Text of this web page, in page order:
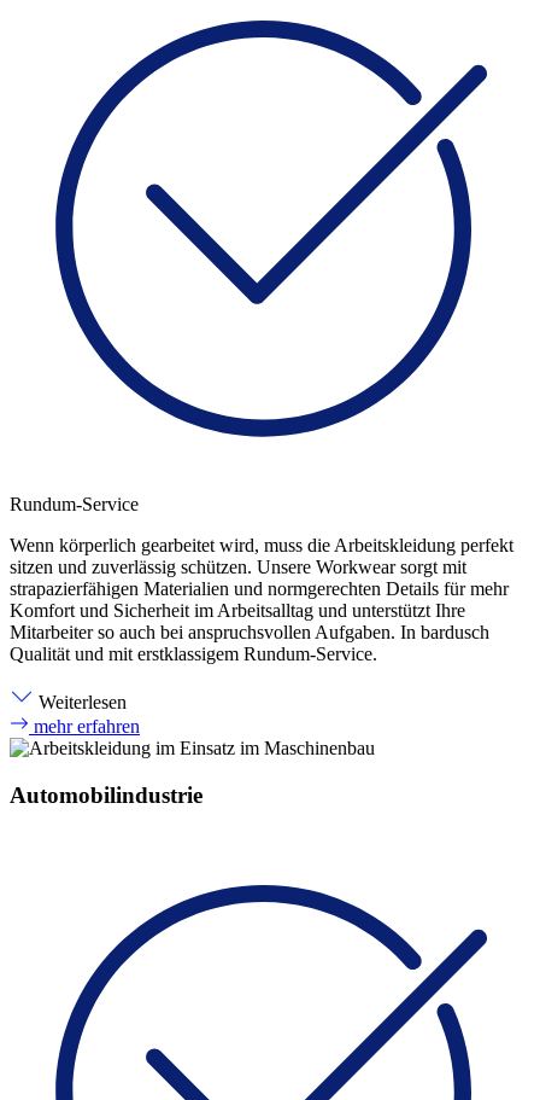
Rundum-Service
Wenn körperlich gearbeitet wird, muss die Arbeitskleidung perfekt
sitzen und zuverlässig schützen. Unsere Workwear sorgt mit
strapazierfähigen Materialien und normgerechten Details für mehr
Komfort und Sicherheit im Arbeitsalltag und unterstützt Ihre
Mitarbeiter so auch bei anspruchsvollen Aufgaben. In bardusch
Qualität und mit erstklassigem Rundum-Service.
Weiterlesen
mehr erfahren
Automobilindustrie